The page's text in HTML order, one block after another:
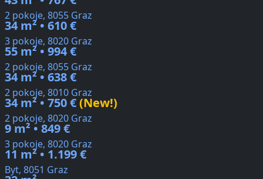
2 pokoje, 8055 Graz
34 m² • 610 €
3 pokoje, 8020 Graz
55 m² • 994 €
2 pokoje, 8055 Graz
34 m² • 638 €
2 pokoje, 8010 Graz
34 m² • 750 €(New!)
2 pokoje, 8020 Graz
9 m² • 849 €
3 pokoje, 8020 Graz
11 m² • 1.199 €
Byt, 8051 Graz